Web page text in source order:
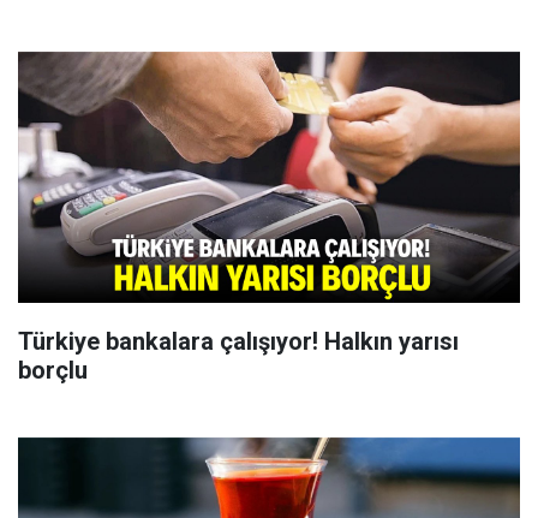
Türkiye bankalara çalışıyor! Halkın yarısı
borçlu